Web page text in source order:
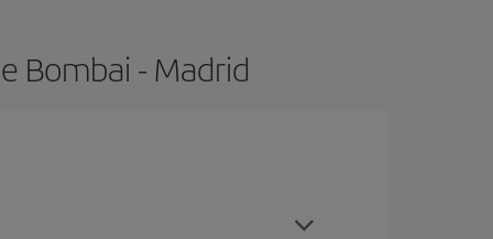
Bombai - Madrid